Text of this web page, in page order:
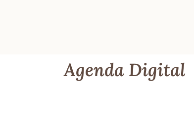
Agenda Digital